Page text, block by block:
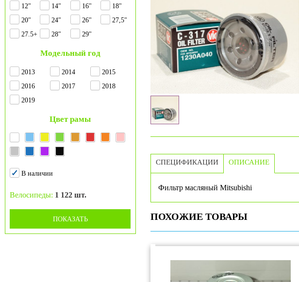
12" 14" 16"
18"
20"
24" 26"
27,5"
27.5+
28" 29"
Модельный год
2013 2014
2015
2016
2017
2018
2019
Цвет рамы
В наличии
Велосипеды: 1 122 шт.
ПОКАЗАТЬ
СПЕЦИФИКАЦИИ ОПИСАНИЕ
Фильтр масляный Mitsubishi
ПОХОЖИЕ ТОВАРЫ